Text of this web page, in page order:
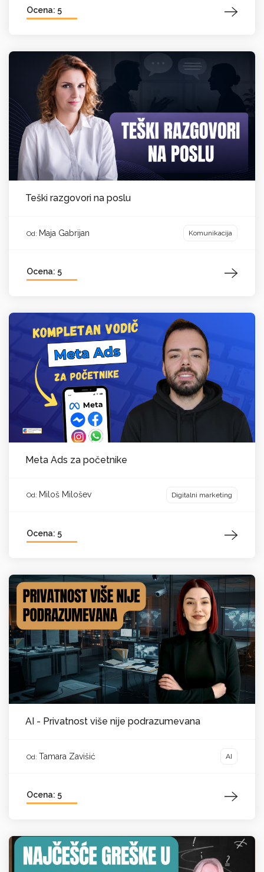
Ocena: 5
Teški razgovori na poslu
Od: Maja Gabrijan Komunikacija
Ocena: 5
Meta Ads za početnike
Od: Miloš Milošev Digitalni marketing
Ocena: 5
AI - Privatnost više nije podrazumevana
Od: Tamara Zavišić AI
Ocena: 5